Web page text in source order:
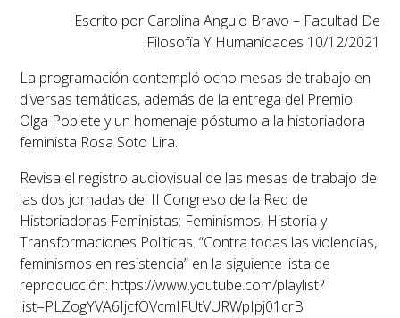
Escrito por Carolina Angulo Bravo – Facultad De
Filosofía Y Humanidades 10/12/2021
La programación contempló ocho mesas de trabajo en
diversas temáticas, además de la entrega del Premio
Olga Poblete y un homenaje póstumo a la historiadora
feminista Rosa Soto Lira.
Revisa el registro audiovisual de las mesas de trabajo de
las dos jornadas del II Congreso de la Red de
Historiadoras Feministas: Feminismos, Historia y
Transformaciones Políticas. “Contra todas las violencias,
feminismos en resistencia” en la siguiente lista de
reproducción: https://www.youtube.com/playlist?
list=PLZogYVA6IjcfOVcmIFUtVURWpIpj01crB